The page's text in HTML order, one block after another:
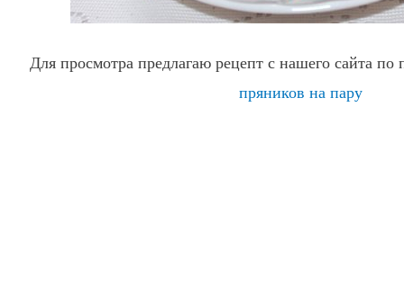
Для просмотра предлагаю рецепт с нашего сайта
пряников на пару